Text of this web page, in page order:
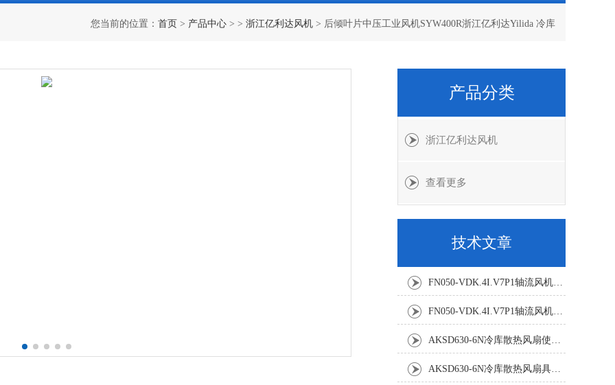
您当前的位置： 首页 > 产品中心 > > 浙江亿利达风机 > 后倾叶片中压工业风机SYW400R浙江亿利达Yilida 冷库
产品分类
浙江亿利达风机
查看更多
技术文章
FN050-VDK.4I.V7P1轴流风机：精密温控背后的空气动力学杰作
FN050-VDK.4I.V7P1轴流风机：工业散热系统的静音革新者
AKSD630-6N冷库散热风扇使用效果怎样?
AKSD630-6N冷库散热风扇具体应用原理和优势如下